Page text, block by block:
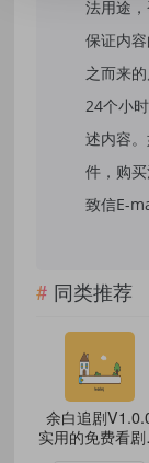
法用途
保证内
之而来
24个小
述内容
件，购
致信E-
同类推荐
余白追剧
实用的免费看剧